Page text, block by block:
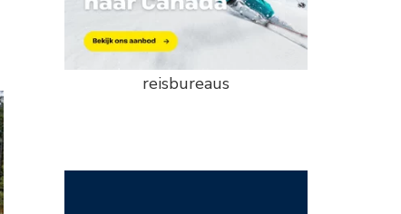
reisbureaus